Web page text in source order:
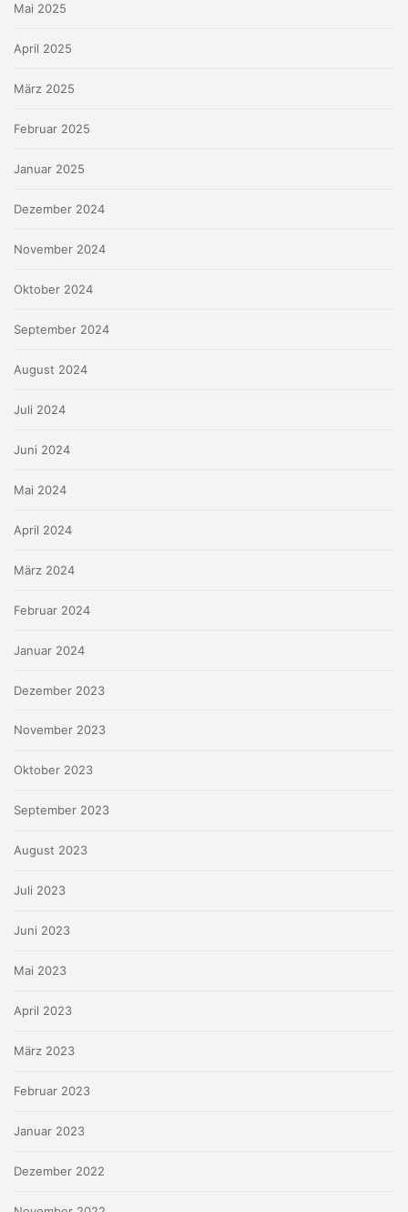
Mai 2025
April 2025
März 2025
Februar 2025
Januar 2025
Dezember 2024
November 2024
Oktober 2024
September 2024
August 2024
Juli 2024
Juni 2024
Mai 2024
April 2024
März 2024
Februar 2024
Januar 2024
Dezember 2023
November 2023
Oktober 2023
September 2023
August 2023
Juli 2023
Juni 2023
Mai 2023
April 2023
März 2023
Februar 2023
Januar 2023
Dezember 2022